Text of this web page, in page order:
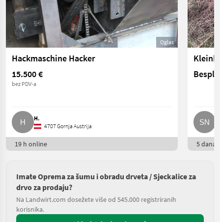
Oglas
Hackmaschine Hacker
15.500 €
bez PDV-a
H.
4707 Gornja Austrija
19 h online 5 dana
Imate Oprema za šumu i obradu drveta / Sjeckalice za
drvo za prodaju?
Na Landwirt.com dosežete više od 545.000 registriranih
korisnika.